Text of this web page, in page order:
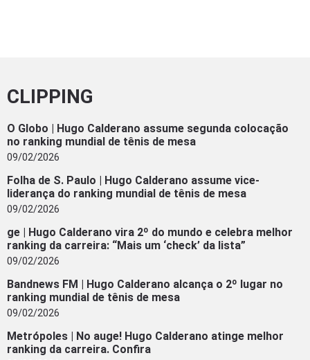
CLIPPING
O Globo | Hugo Calderano assume segunda colocação
no ranking mundial de tênis de mesa
09/02/2026
Folha de S. Paulo | Hugo Calderano assume vice-
liderança do ranking mundial de tênis de mesa
09/02/2026
ge | Hugo Calderano vira 2º do mundo e celebra melhor
ranking da carreira: “Mais um ‘check’ da lista”
09/02/2026
Bandnews FM | Hugo Calderano alcança o 2º lugar no
ranking mundial de tênis de mesa
09/02/2026
Metrópoles | No auge! Hugo Calderano atinge melhor
ranking da carreira. Confira